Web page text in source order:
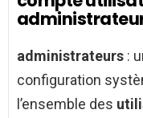
administrateurs :
configuration
l’ensemble des